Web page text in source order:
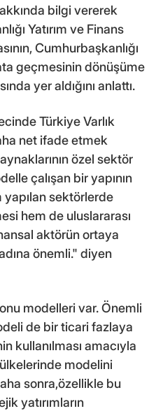
bilgi vererek
Yatırım ve Finans
Cumhurbaşkanlığı
geçmesinin dönüşüme
yer aldığını anlattı.
Türkiye Varlık
net ifade etmek
özel sektör
çalışan bir yapının
yapılan sektörlerde
hem de uluslararası
aktörün ortaya
önemli." diyen
modelleri var. Önemli
de bir ticari fazlaya
kullanılması amacıyla
modelini
sonra,özellikle bu
yatırımların